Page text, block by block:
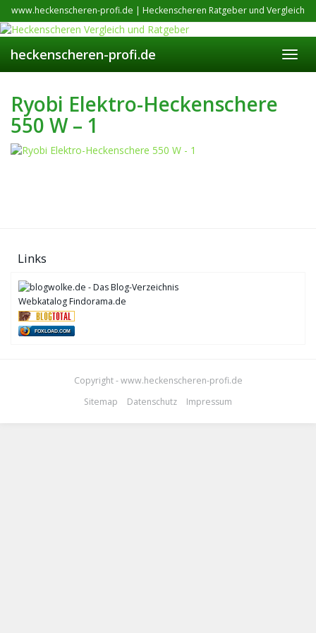
Skip
to
main
content
www.heckenscheren-profi.de | Heckenscheren Ratgeber und Vergleich
heckenscheren-profi.de
Ryobi Elektro-Heckenschere
550 W – 1
Links
Webkatalog Findorama.de
FOXLOAD.COM
Copyright - www.heckenscheren-profi.de
Sitemap
Datenschutz Impressum